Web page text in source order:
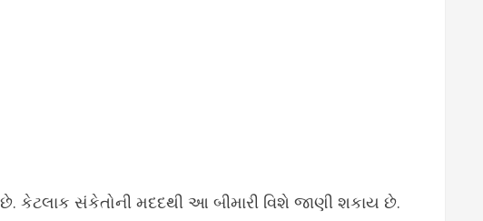
કેટલાક સંકેતોની મદદથી આ બીમારી વિશે જાણી શકાય છે.